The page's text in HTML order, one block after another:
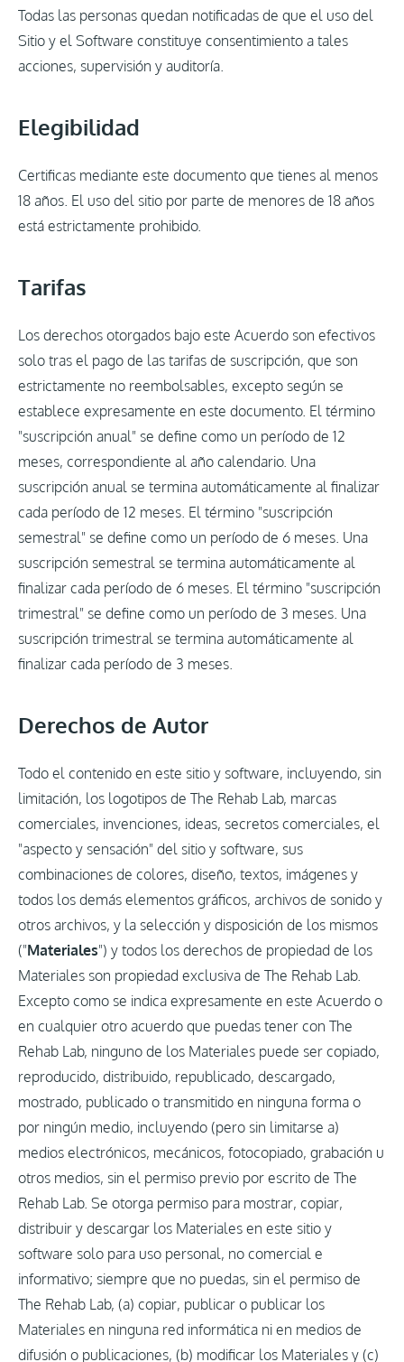
Todas las personas quedan notificadas de que el uso del
Sitio y el Software constituye consentimiento a tales
acciones, supervisión y auditoría.
Elegibilidad
Certificas mediante este documento que tienes al menos
18 años. El uso del sitio por parte de menores de 18 años
está estrictamente prohibido.
Tarifas
Los derechos otorgados bajo este Acuerdo son efectivos
solo tras el pago de las tarifas de suscripción, que son
estrictamente no reembolsables, excepto según se
establece expresamente en este documento. El término
"suscripción anual" se define como un período de 12
meses, correspondiente al año calendario. Una
suscripción anual se termina automáticamente al finalizar
cada período de 12 meses. El término "suscripción
semestral" se define como un período de 6 meses. Una
suscripción semestral se termina automáticamente al
finalizar cada período de 6 meses. El término "suscripción
trimestral" se define como un período de 3 meses. Una
suscripción trimestral se termina automáticamente al
finalizar cada período de 3 meses.
Derechos de Autor
Todo el contenido en este sitio y software, incluyendo, sin
limitación, los logotipos de The Rehab Lab, marcas
comerciales, invenciones, ideas, secretos comerciales, el
"aspecto y sensación" del sitio y software, sus
combinaciones de colores, diseño, textos, imágenes y
todos los demás elementos gráficos, archivos de sonido y
otros archivos, y la selección y disposición de los mismos
("Materiales") y todos los derechos de propiedad de los
Materiales son propiedad exclusiva de The Rehab Lab.
Excepto como se indica expresamente en este Acuerdo o
en cualquier otro acuerdo que puedas tener con The
Rehab Lab, ninguno de los Materiales puede ser copiado,
reproducido, distribuido, republicado, descargado,
mostrado, publicado o transmitido en ninguna forma o
por ningún medio, incluyendo (pero sin limitarse a)
medios electrónicos, mecánicos, fotocopiado, grabación u
otros medios, sin el permiso previo por escrito de The
Rehab Lab. Se otorga permiso para mostrar, copiar,
distribuir y descargar los Materiales en este sitio y
software solo para uso personal, no comercial e
informativo; siempre que no puedas, sin el permiso de
The Rehab Lab, (a) copiar, publicar o publicar los
Materiales en ninguna red informática ni en medios de
difusión o publicaciones, (b) modificar los Materiales y (c)